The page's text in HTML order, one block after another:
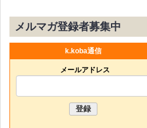
メルマガ登録者募集中
k.koba通信
メールアドレス